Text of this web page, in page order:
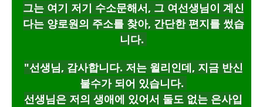
그는 여기 저기 수소문해서, 그 여선생님이 계신
다는 양로원의 주소를 찾아, 간단한 편지를 썼습
니다.
"선생님, 감사합니다. 저는 윌리인데, 지금 반신
불수가 되어 있습니다.
선생님은 저의 생애에 있어서 둘도 없는 은사입